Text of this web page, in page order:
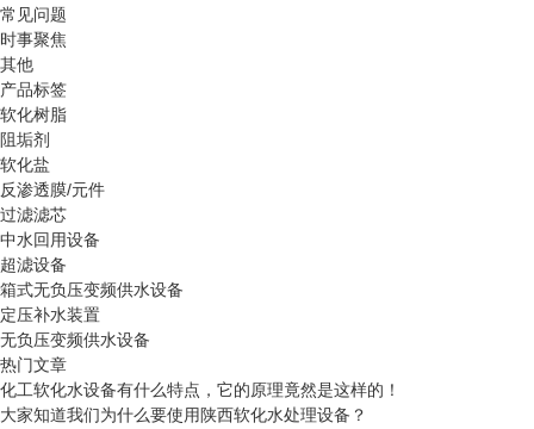
常见问题
时事聚焦
其他
产品标签
软化树脂
阻垢剂
软化盐
反渗透膜/元件
过滤滤芯
中水回用设备
超滤设备
箱式无负压变频供水设备
定压补水装置
无负压变频供水设备
热门文章
化工软化水设备有什么特点，它的原理竟然是这样的！
大家知道我们为什么要使用陕西软化水处理设备？